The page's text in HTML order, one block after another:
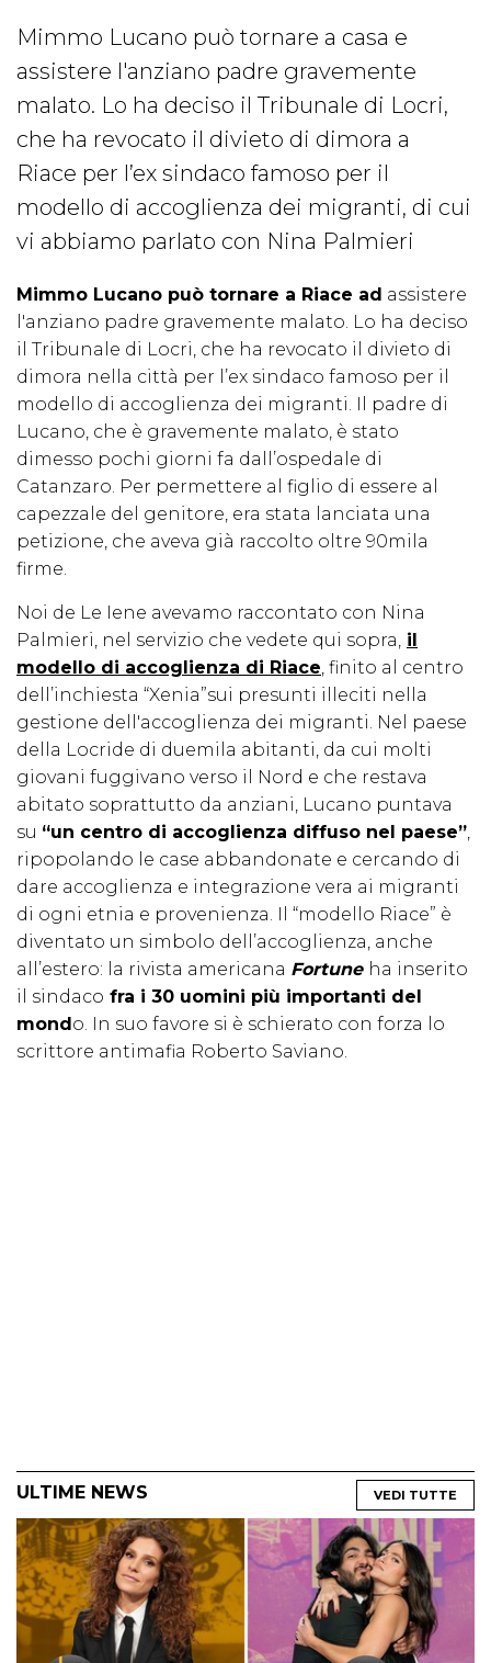
Mimmo Lucano può tornare a casa e
assistere l'anziano padre gravemente
malato. Lo ha deciso il Tribunale di Locri,
che ha revocato il divieto di dimora a
Riace per l’ex sindaco famoso per il
modello di accoglienza dei migranti, di cui
vi abbiamo parlato con Nina Palmieri
Mimmo Lucano può tornare a Riace ad assistere
l'anziano padre gravemente malato. Lo ha deciso
il Tribunale di Locri, che ha revocato il divieto di
dimora nella città per l’ex sindaco famoso per il
modello di accoglienza dei migranti. Il padre di
Lucano, che è gravemente malato, è stato
dimesso pochi giorni fa dall’ospedale di
Catanzaro. Per permettere al figlio di essere al
capezzale del genitore, era stata lanciata una
petizione, che aveva già raccolto oltre 90mila
firme.
Noi de Le Iene avevamo raccontato con Nina
Palmieri, nel servizio che vedete qui sopra, il
modello di accoglienza di Riace, finito al centro
dell’inchiesta “Xenia”sui presunti illeciti nella
gestione dell'accoglienza dei migranti. Nel paese
della Locride di duemila abitanti, da cui molti
giovani fuggivano verso il Nord e che restava
abitato soprattutto da anziani, Lucano puntava
su “un centro di accoglienza diffuso nel paese”,
ripopolando le case abbandonate e cercando di
dare accoglienza e integrazione vera ai migranti
di ogni etnia e provenienza. Il “modello Riace” è
diventato un simbolo dell’accoglienza, anche
all’estero: la rivista americana Fortune ha inserito
il sindaco fra i 30 uomini più importanti del
mond o. In suo favore si è schierato con forza lo
scrittore antimafia Roberto Saviano.
ULTIME NEWS VEDI TUTTE